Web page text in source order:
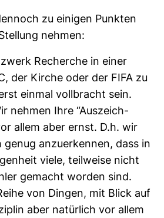
zu einigen Punkten
nehmen:
Recherche in einer
der Kirche oder der FIFA zu
einmal voll­bracht sein.
nehmen Ihre “Aus­zeich­
allem aber ernst. D.h. wir
anzu­er­kennen, dass in
viele, teil­weise nicht
gemacht worden sind.
von Dingen, mit Blick auf
aber natür­lich vor allem